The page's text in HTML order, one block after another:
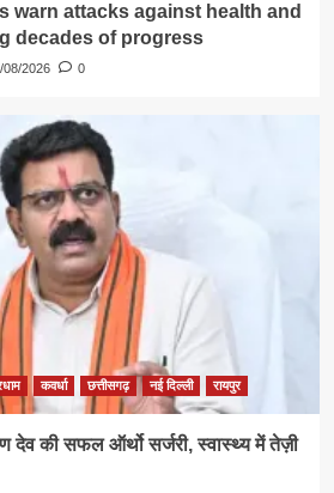
warn attacks against health and
decades of progress
08/2026 0
कवर्धा छत्तीसगढ़ नई दिल्ली रायपुर
देव की सफल ऑर्थो सर्जरी, स्वास्थ्य में तेज़ी